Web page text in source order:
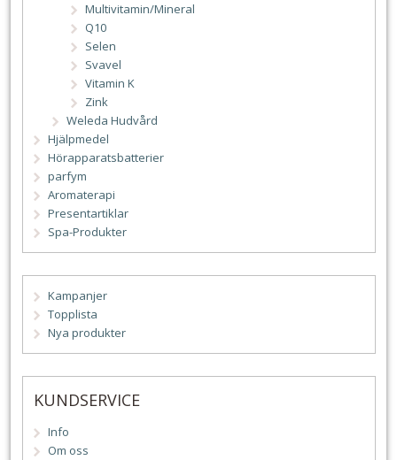
Multivitamin/Mineral
Q10
Selen
Svavel
Vitamin K
Zink
Weleda Hudvård
Hjälpmedel
Hörapparatsbatterier
parfym
Aromaterapi
Presentartiklar
Spa-Produkter
Kampanjer
Topplista
Nya produkter
KUNDSERVICE
Info
Om oss